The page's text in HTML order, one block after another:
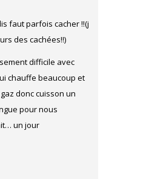
faut parfois cacher !!(j
des cachées!!)
difficile avec
chauffe beaucoup et
donc cuisson un
pour nous
un jour